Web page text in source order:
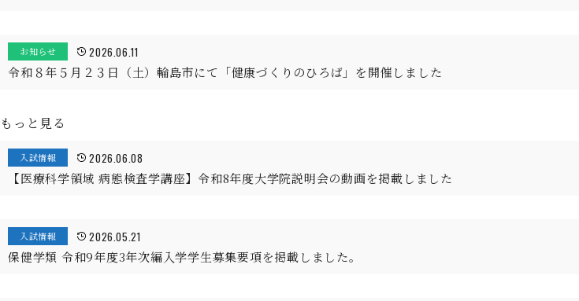
お知らせ 2026.06.11
令和８年５月２３日（土）輪島市にて「健康づくりのひろば」を開催しました
もっと見る
入試情報 2026.06.08
【医療科学領域 病態検査学講座】令和8年度大学院説明会の動画を掲載しました
入試情報 2026.05.21
保健学類 令和9年度3年次編入学学生募集要項を掲載しました。